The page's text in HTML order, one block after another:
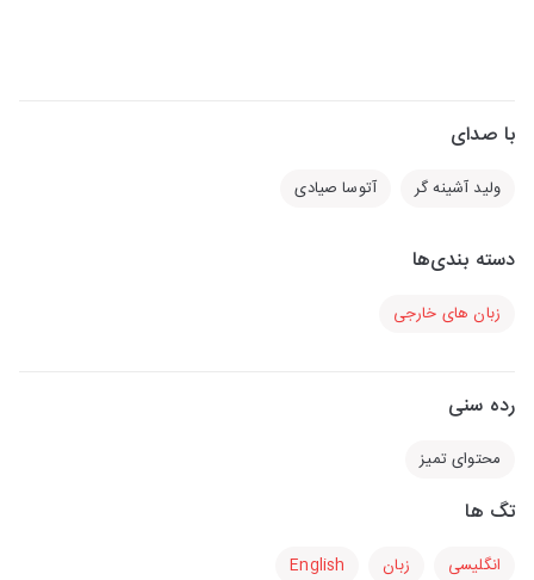
با صدای
ولید آشینه گر آتوسا صیادی
دسته بندی‌ها
زبان های خارجی
رده سنی
محتوای تمیز
تگ ها
انگلیسی زبان English